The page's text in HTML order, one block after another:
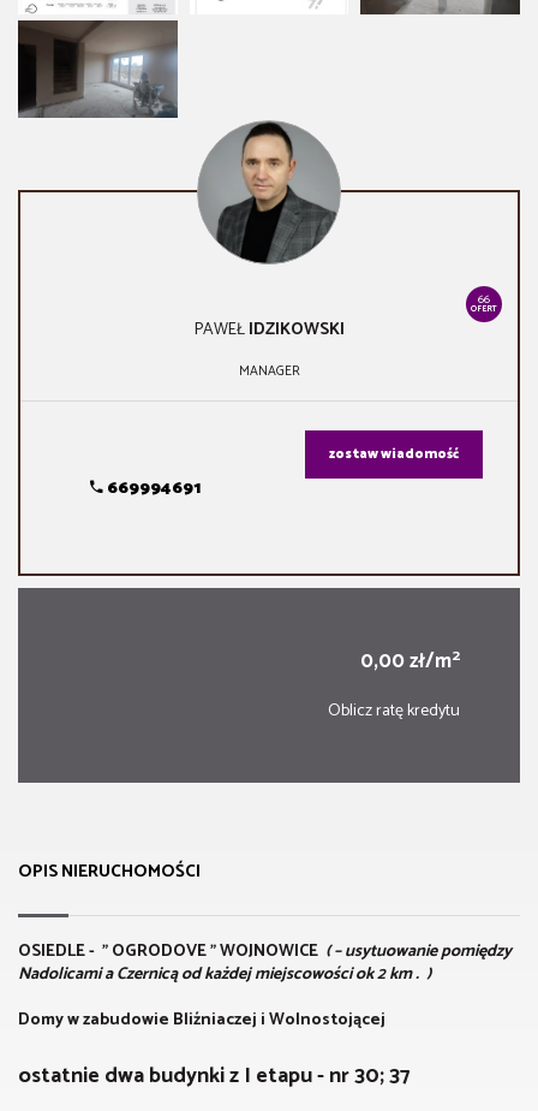
66
OFERT
PAWEŁIDZIKOWSKI
MANAGER
669994691
zostaw wiadomość
0,00 zł/m2
Oblicz ratę kredytu
OPIS NIERUCHOMOŚCI
OSIEDLE - " OGRODOVE " WOJNOWICE ( – usytuowanie pomiędzy
Nadolicami a Czernicą od każdej miejscowości ok 2 km . )
Domy w zabudowie Bliźniaczej i Wolnostojącej
ostatnie dwa budynki z I etapu - nr 30; 37